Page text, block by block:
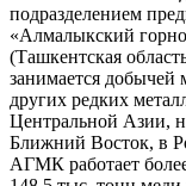
подразделением
«Алмалыкский
(Ташкентская
занимается добычей
других редких
Центральной Азии,
Ближний Восток, в
АГМК работает